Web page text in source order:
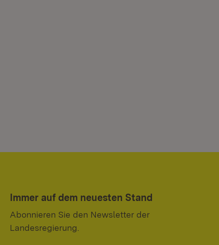
Immer auf dem neuesten Stand
Abonnieren Sie den Newsletter der
Landesregierung.